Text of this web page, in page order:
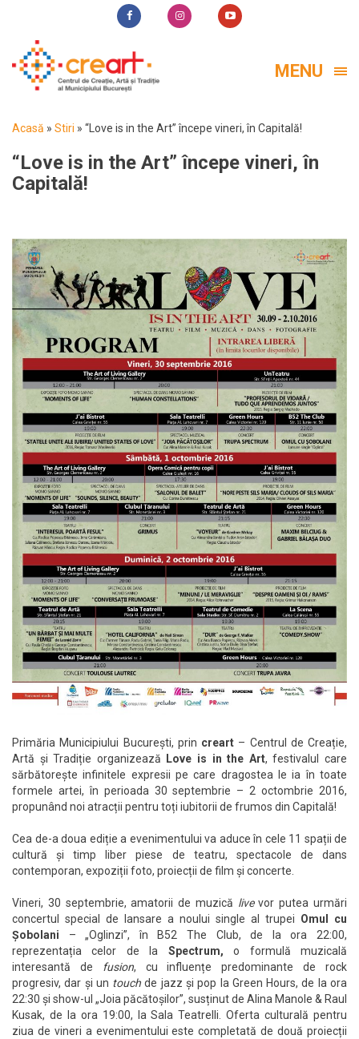
MENU
Acasă » Stiri » “Love is in the Art” începe vineri, în Capitală!
“Love is in the Art” începe vineri, în
Capitală!
Primăria Municipiului București, prin creart – Centrul de Creație,
Artă și Tradiție organizează Love is in the Art, festivalul care
sărbătorește infinitele expresii pe care dragostea le ia în toate
formele artei, în perioada 30 septembrie – 2 octombrie 2016,
propunând noi atracții pentru toți iubitorii de frumos din Capitală!
Cea de-a doua ediție a evenimentului va aduce în cele 11 spații de
cultură și timp liber piese de teatru, spectacole de dans
contemporan, expoziții foto, proiecții de film și concerte.
Vineri, 30 septembrie, amatorii de muzică livevor putea urmări
concertul special de lansare a noului single al trupei Omul cu
Șobolani – „Oglinzi”, în B52 The Club, de la ora 22:00,
reprezentația celor de la Spectrum,o formulă muzicală
interesantă de
fusion, cu influențe predominante de rock
progresiv, dar și un touch de jazz și pop la Green Hours, de la ora
22:30 și show-ul „Joia păcătoșilor”, susținut de Alina Manole & Raul
Kusak, de la ora 19:00, la Sala Teatrelli. Oferta culturală pentru
ziua de vineri a evenimentului este completată de două proiecții